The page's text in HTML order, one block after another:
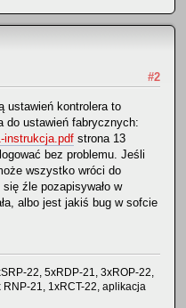
#2
ustawień kontrolera to
do ustawień fabrycznych:
instrukcja.pdf strona 13
bez problemu. Jeśli
wszystko wróci do
źle pozapisywało w
albo jest jakiś bug w sofcie
22, 5xRDP-21, 3xROP-22,
21, 1xRCT-22, aplikacja